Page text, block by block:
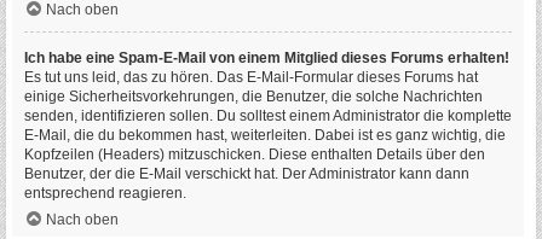
Nach oben
Ich habe eine Spam-E-Mail von einem Mitglied dieses Forums erhalten!
Es tut uns leid, das zu hören. Das E-Mail-Formular dieses Forums hat
einige Sicherheitsvorkehrungen, die Benutzer, die solche Nachrichten
senden, identifizieren sollen. Du solltest einem Administrator die komplette
E-Mail, die du bekommen hast, weiterleiten. Dabei ist es ganz wichtig, die
Kopfzeilen (Headers) mitzuschicken. Diese enthalten Details über den
Benutzer, der die E-Mail verschickt hat. Der Administrator kann dann
entsprechend reagieren.
Nach oben